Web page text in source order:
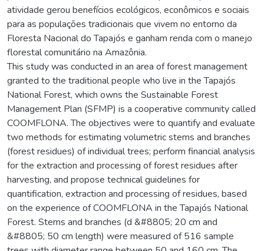
atividade gerou benefícios ecológicos, econômicos e sociais
para as populações tradicionais que vivem no entorno da
Floresta Nacional do Tapajós e ganham renda com o manejo
florestal comunitário na Amazônia.
This study was conducted in an area of forest management
granted to the traditional people who live in the Tapajós
National Forest, which owns the Sustainable Forest
Management Plan (SFMP) is a cooperative community called
COOMFLONA. The objectives were to quantify and evaluate
two methods for estimating volumetric stems and branches
(forest residues) of individual trees; perform financial analysis
for the extraction and processing of forest residues after
harvesting, and propose technical guidelines for
quantification, extraction and processing of residues, based
on the experience of COOMFLONA in the Tapajós National
Forest. Stems and branches (d &#8805; 20 cm and
&#8805; 50 cm length) were measured of 516 sample